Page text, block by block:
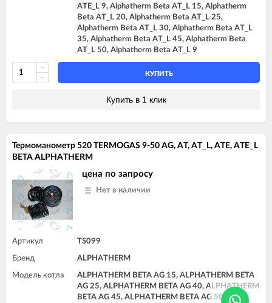
ATE_L 9, Alphatherm Beta AT_L 15, Alphatherm
Beta AT_L 20, Alphatherm Beta AT_L 25,
Alphatherm Beta AT_L 30, Alphatherm Beta AT_L
35, Alphatherm Beta AT_L 45, Alphatherm Beta
AT_L 50, Alphatherm Beta AT_L 9
КУПИТЬ
Купить в 1 клик
Термоманометр 520 TERMOGAS 9-50 AG, AT, AT_L, ATE, ATE_L
BETA ALPHATHERM
цена по запросу
Нет в наличии
Артикул TS099
Бренд ALPHATHERM
Модель котла
ALPHATHERM BETA AG 15, ALPHATHERM BETA
AG 25, ALPHATHERM BETA AG 40, ALPHATHERM
BETA AG 45, ALPHATHERM BETA AG 50,